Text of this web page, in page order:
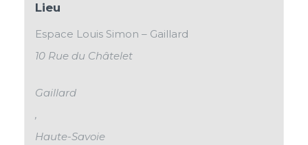
Lieu
Espace Louis Simon – Gaillard
10 Rue du Châtelet
Gaillard
,
Haute-Savoie